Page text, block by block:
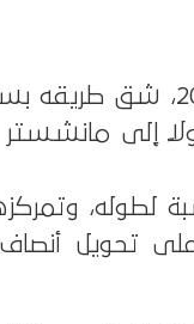
على الجانب الآخر، هالاند
إلى
لطوله،
على تحويل